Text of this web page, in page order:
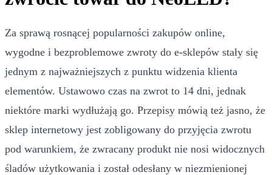
Za sprawą rosnącej popularności zakupów online,
wygodne i bezproblemowe zwroty do e-sklepów stały się
jednym z najważniejszych z punktu widzenia klienta
elementów. Ustawowo czas na zwrot to 14 dni, jednak
niektóre marki wydłużają go. Przepisy mówią też jasno, że
sklep internetowy jest zobligowany do przyjęcia zwrotu
pod warunkiem, że zwracany produkt nie nosi widocznych
śladów użytkowania i został odesłany w niezmienionej